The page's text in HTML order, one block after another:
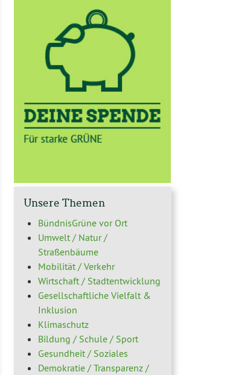
Unsere Themen
BündnisGrüne vor Ort
Umwelt / Natur /
Straßenbäume
Mobilität / Verkehr
Wirtschaft / Stadtentwicklung
Gesellschaftliche Vielfalt &
Inklusion
Klimaschutz
Bildung / Schule / Sport
Gesundheit / Soziales
Demokratie / Transparenz /